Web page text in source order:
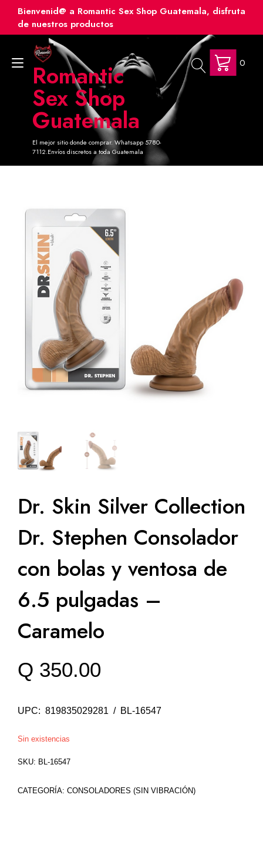
contenido
Bienvenid@ a Romantic Sex Shop Guatemala, disfruta
de nuestros productos
Romantic
Sex Shop
Guatemala
El mejor sitio donde comprar. Whatsapp 5780-
7112.Envíos discretos a toda Guatemala
Alternar
navegación
0
Dr. Skin Silver Collection
Dr. Stephen Consolador
con bolas y ventosa de
6.5 pulgadas –
Caramelo
Q 350.00
UPC: 819835029281 / BL-16547
Sin existencias
SKU: BL-16547
CATEGORÍA: CONSOLADORES (SIN VIBRACIÓN)